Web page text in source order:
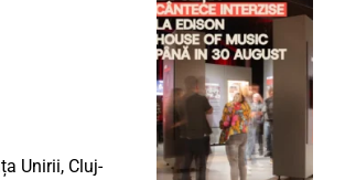
Unirii, Cluj-